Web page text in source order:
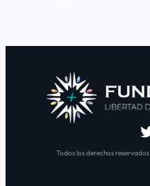
Todos los derechos